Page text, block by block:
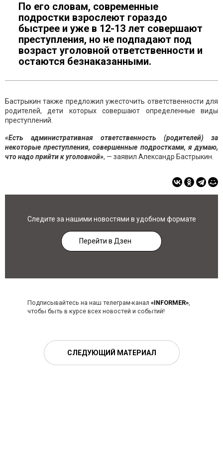
По его словам, современные
подростки взрослеют гораздо
быстрее и уже в 12-13 лет совершают
преступления, но не подпадают под
возраст уголовной ответственности и
остаются безнаказанными.
Бастрыкин также предложил ужесточить ответственности для
родителей, дети которых совершают определенные виды
преступлений.
«Есть административная ответственность (родителей) за
некоторые преступления, совершенные подростками, я думаю,
что надо прийти к уголовной», — заявил Александр Бастрыкин.
Следите за нашими новостями в удобном формате
Перейти в Дзен
Подписывайтесь на наш телеграм-канал «INFORMER»,
чтобы быть в курсе всех новостей и событий!
СЛЕДУЮЩИЙ МАТЕРИАЛ